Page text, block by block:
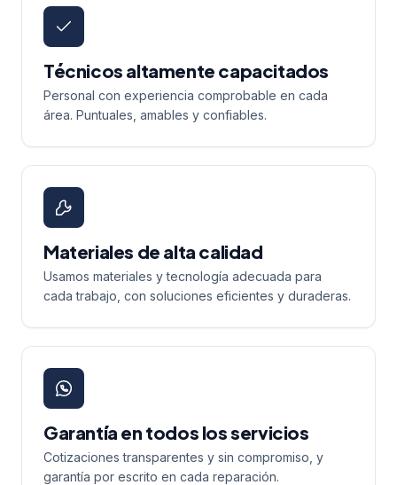
Técnicos altamente capacitados
Personal con experiencia comprobable en cada
área. Puntuales, amables y confiables.
Materiales de alta calidad
Usamos materiales y tecnología adecuada para
cada trabajo, con soluciones eficientes y duraderas.
Garantía en todos los servicios
Cotizaciones transparentes y sin compromiso, y
garantía por escrito en cada reparación.